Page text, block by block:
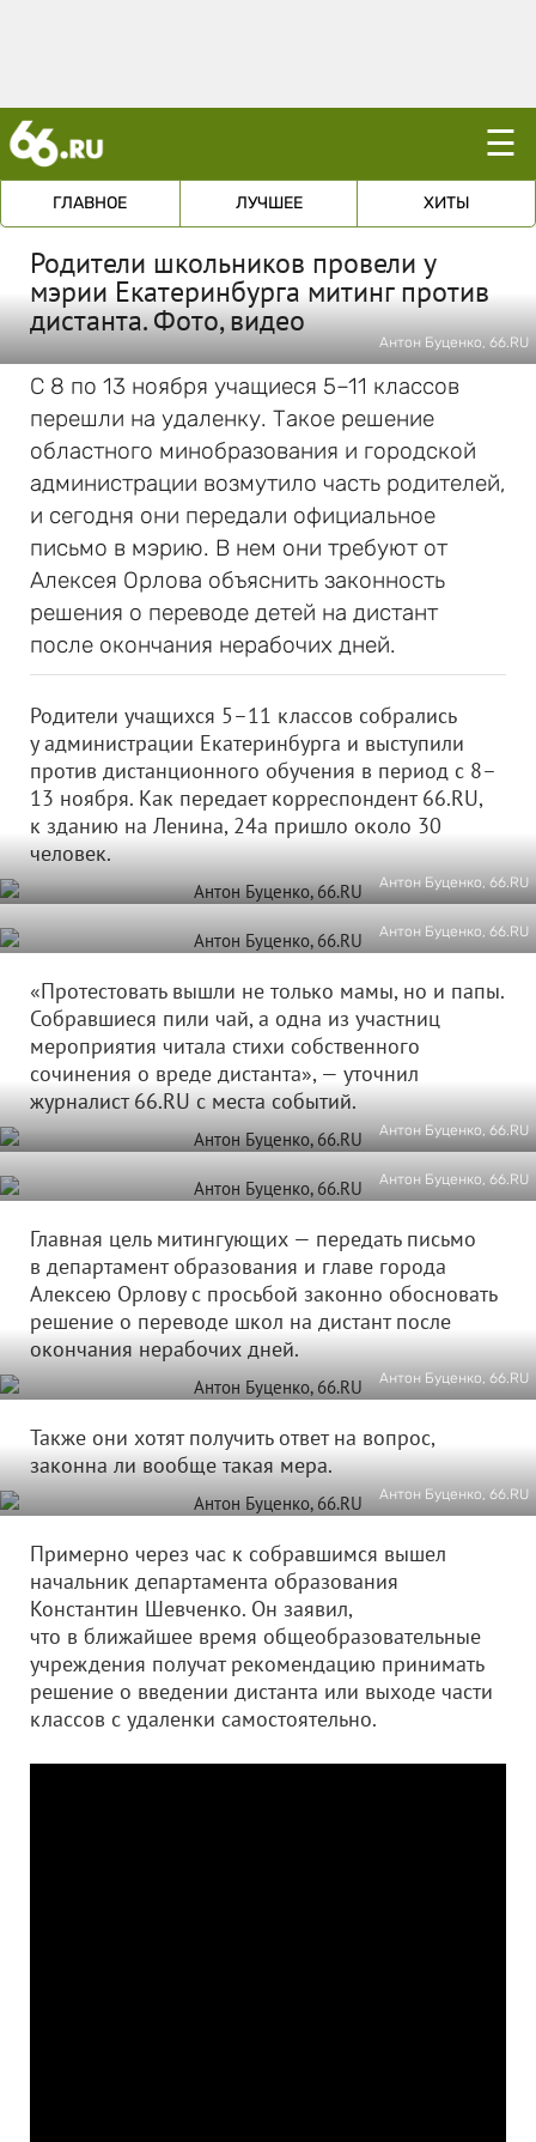
☰
ГЛАВНОЕ ЛУЧШЕЕ ХИТЫ
Родители школьников провели у
мэрии Екатеринбурга митинг против
дистанта. Фото, видео
Антон Буценко, 66.RU
С 8 по 13 ноября учащиеся 5–11 классов
перешли на удаленку. Такое решение
областного минобразования и городской
администрации возмутило часть родителей,
и сегодня они передали официальное
письмо в мэрию. В нем они требуют от
Алексея Орлова объяснить законность
решения о переводе детей на дистант
после окончания нерабочих дней.
Родители учащихся 5–11 классов собрались
у администрации Екатеринбурга и выступили
против дистанционного обучения в период с 8–
13 ноября. Как передает корреспондент 66.RU,
к зданию на Ленина, 24а пришло около 30
человек.
Антон Буценко, 66.RU
Антон Буценко, 66.RU
«Протестовать вышли не только мамы, но и папы.
Собравшиеся пили чай, а одна из участниц
мероприятия читала стихи собственного
сочинения о вреде дистанта», — уточнил
журналист 66.RU с места событий.
Антон Буценко, 66.RU
Антон Буценко, 66.RU
Главная цель митингующих — передать письмо
в департамент образования и главе города
Алексею Орлову с просьбой законно обосновать
решение о переводе школ на дистант после
окончания нерабочих дней.
Антон Буценко, 66.RU
Также они хотят получить ответ на вопрос,
законна ли вообще такая мера.
Антон Буценко, 66.RU
Примерно через час к собравшимся вышел
начальник департамента образования
Константин Шевченко. Он заявил,
что в ближайшее время общеобразовательные
учреждения получат рекомендацию принимать
решение о введении дистанта или выходе части
классов с удаленки самостоятельно.